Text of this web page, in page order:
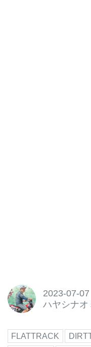
2023-07-07
ハヤシナオ
FLATTRACK